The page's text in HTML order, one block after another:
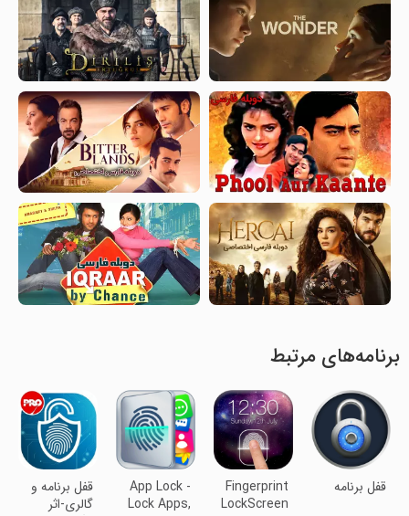
برنامه‌های مرتبط
‏قفل برنامه
Fingerprint
LockScreen
App Lock -
Lock Apps,
قفل برنامه و
گالری-اثر